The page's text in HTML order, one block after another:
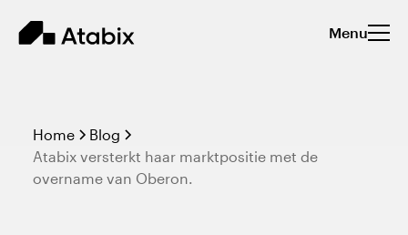
Menu
Home
Blog
Atabix versterkt haar marktpositie met de
overname van Oberon.